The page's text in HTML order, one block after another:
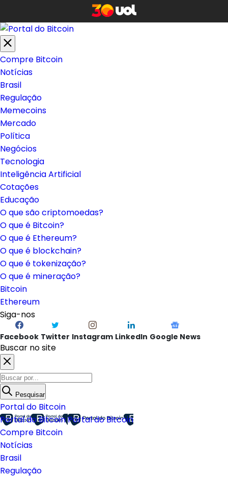
Compre Bitcoin
Notícias
Brasil
Regulação
Memecoins
Mercado
Política
Negócios
Tecnologia
Inteligência Artificial
Cotações
Educação
O que são criptomoedas?
O que é Bitcoin?
O que é Ethereum?
O que é blockchain?
O que é tokenização?
O que é mineração?
Bitcoin
Ethereum
Siga-nos
Facebook Twitter Instagram LinkedIn Google News
Buscar no site
Pesquisar
Portal do Bitcoin
Portal do BitcoinPortal do Bitcoin
Compre Bitcoin
Notícias
Brasil
Regulação